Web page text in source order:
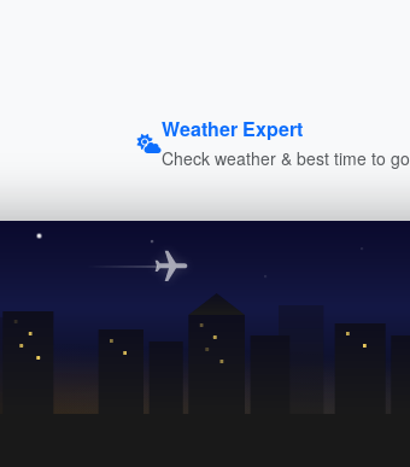
Weather Expert
Check weather & best time to go